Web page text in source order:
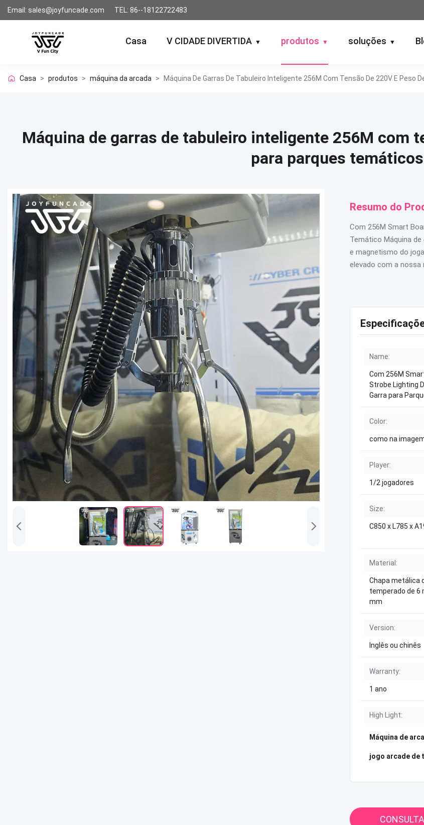
Email: sales@joyfuncade.com TEL: 86--18122722483
Casa V CIDADE DIVERTIDA ▼ produtos ▼ soluções ▼
Casa > produtos > máquina da arcada > Máquina De Garras De Tabuleiro Inteligente 256M Com Tensão De 220V E Peso
Máquina de garras de tabuleiro inteligente 256M com
para parques temáticos
Resumo do
Com 256M Smart
Temático Máquina
e magnetismo do
elevado com a nossa
Name:
Com 256M
Strobe Lighting
Garra para
Color:
como na
Player:
1/2 jogadores
Size:
C850 x L785 x
Material:
Chapa metálica
temperado de 6
mm
Version:
Inglês ou chinês
Warranty:
1 ano
High Light:
Máquina de
jogo arcade de